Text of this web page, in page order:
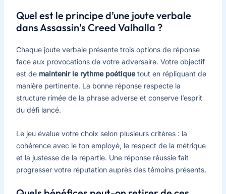
Quel est le principe d’une joute verbale
dans Assassin’s Creed Valhalla ?
Chaque joute verbale présente trois options de réponse
face aux provocations de votre adversaire. Votre objectif
est de maintenir le rythme poétiquetout en répliquant de
manière pertinente. La bonne réponse respecte la
structure rimée de la phrase adverse et conserve l’esprit
du défi lancé.
Le jeu évalue votre choix selon plusieurs critères : la
cohérence avec le ton employé, le respect de la métrique
et la justesse de la répartie. Une réponse réussie fait
progresser votre réputation auprès des témoins présents.